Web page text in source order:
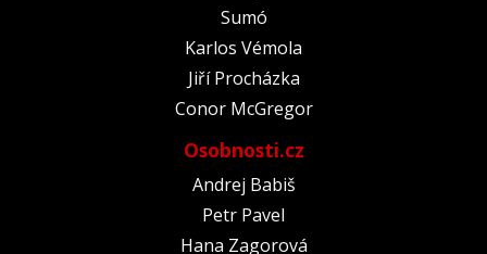
Sumó
Karlos Vémola
Jiří Procházka
Conor McGregor
Osobnosti.cz
Andrej Babiš
Petr Pavel
Hana Zagorová